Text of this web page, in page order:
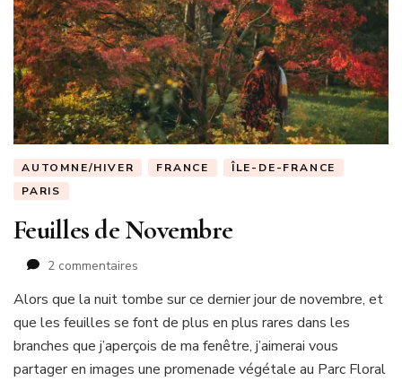
AUTOMNE/HIVER FRANCE
ÎLE-DE-FRANCE
PARIS
Feuilles de Novembre
2 commentaires
de
Novembre
Alors que la nuit tombe sur ce dernier jour de novembre, et
que les feuilles se font de plus en plus rares dans les
branches que j’aperçois de ma fenêtre, j’aimerai vous
partager en images une promenade végétale au Parc Floral